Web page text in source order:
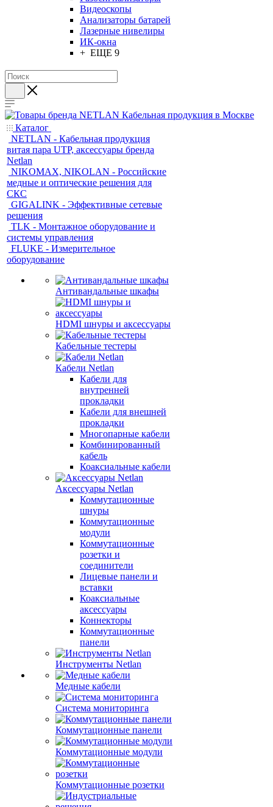
Видеоскопы
Анализаторы батарей
Лазерные нивелиры
ИК-окна
+ ЕЩЕ 9
Каталог
NETLAN - Кабельная продукция
витая пара UTP, аксессуары бренда
Netlan
NIKOMAX, NIKOLAN - Российские
медные и оптические решения для
СКС
GIGALINK - Эффективные сетевые
решения
TLK - Монтажное оборудование и
системы управления
FLUKE - Измерительное
оборудование
Антивандальные шкафы
HDMI шнуры и аксессуары
Кабельные тестеры
Кабели Netlan
Кабели для
внутренней
прокладки
Кабели для внешней
прокладки
Многопарные кабели
Комбинированный
кабель
Коаксиальные кабели
Аксессуары Netlan
Коммутационные
шнуры
Коммутационные
модули
Коммутационные
розетки и
соединители
Лицевые панели и
вставки
Коаксиальные
аксессуары
Коннекторы
Коммутационные
панели
Инструменты Netlan
Медные кабели
Система мониторинга
Коммутационные панели
Коммутационные модули
Коммутационные розетки